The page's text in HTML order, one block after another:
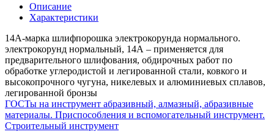
Описание
Характеристики
14А-марка шлифпорошка электрокорунда нормального.
электрокорунд нормальный, 14А – применяется для
предварительного шлифования, обдирочных работ по
обработке углеродистой и легированной стали, ковкого и
высокопрочного чугуна, никелевых и алюминиевых сплавов,
легированной бронзы
ГОСТы на инструмент абразивный, алмазный, абразивные
материалы. Приспособления и вспомогательный инструмент.
Строительный инструмент